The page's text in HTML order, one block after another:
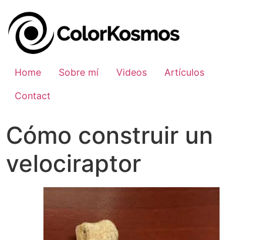
Home Sobre mí Videos
Artículos
Contact
Cómo construir un
velociraptor